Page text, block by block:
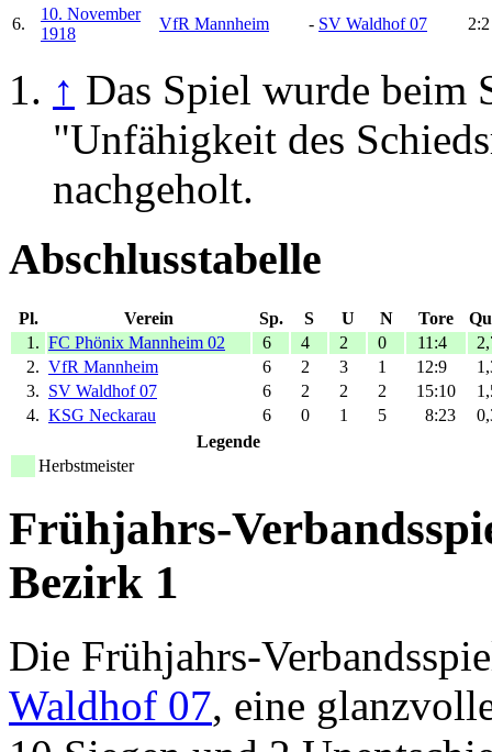
6.
10. November
1918
VfR Mannheim - SV Waldhof 07 2:2
↑ Das Spiel wurde beim
"Unfähigkeit des
nachgeholt.
Abschlusstabelle
Pl. Verein Sp. S U N Tore
1. FC Phönix Mannheim 02 6 4 2 0 11:4
2. VfR Mannheim 6 2 3 1 12:9
3. SV Waldhof 07 6 2 2 2 15:10
4. KSG Neckarau 6 0 1 5 8:23
Legende
Herbstmeister
Frühjahrs-
Bezirk 1
Die Frühjahrs-
Waldhof 07, eine